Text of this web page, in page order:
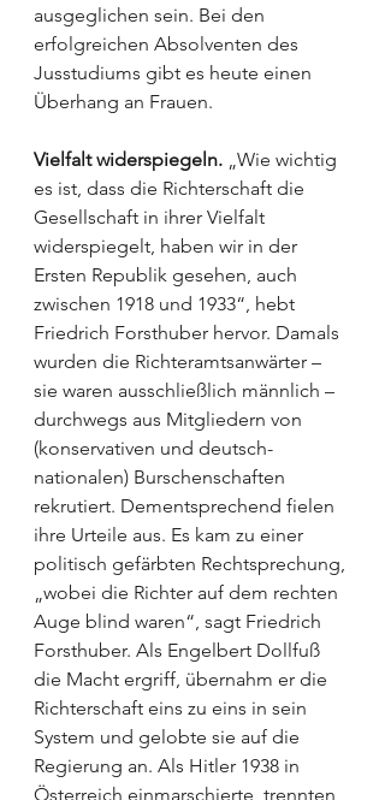
ausgeglichen sein. Bei den
erfolgreichen Absolventen des
Jusstudiums gibt es heute einen
Überhang an Frauen.
Vielfalt widerspiegeln. „Wie wichtig
es ist, dass die Richterschaft die
Gesellschaft in ihrer Vielfalt
widerspiegelt, haben wir in der
Ersten Re­pub­lik gesehen, auch
zwischen 1918 und 1933“, hebt
Friedrich Forsthuber hervor. Damals
wurden die Richteramtsanwärter –
sie waren ausschließlich männlich –
durchwegs aus Mitgliedern von
(konservativen und deutsch­
nationalen) Burschenschaften
rekrutiert. Dementsprechend fielen
ihre Urteile aus. Es kam zu einer
politisch gefärbten Rechtsprechung,
„wobei die Richter auf dem rechten
Auge blind waren“, sagt Friedrich
Forsthuber. Als Engelbert Dollfuß
die Macht ergriff, übernahm er die
Richterschaft eins zu eins in sein
System und gelobte sie auf die
Regierung an. Als Hitler 1938 in
Österreich einmarschierte, trennten